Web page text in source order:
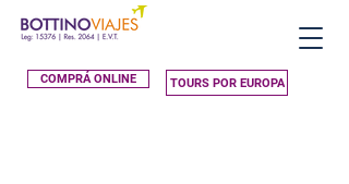
COMPRÁ ONLINE TOURS POR EUROPA